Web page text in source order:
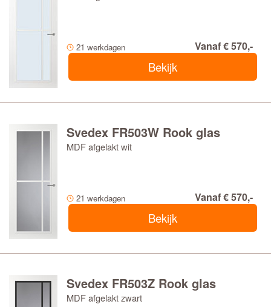
21 werkdagen Vanaf € 570,-
Bekijk
Svedex FR503W Rook glas
MDF afgelakt wit
21 werkdagen Vanaf € 570,-
Bekijk
Svedex FR503Z Rook glas
MDF afgelakt zwart